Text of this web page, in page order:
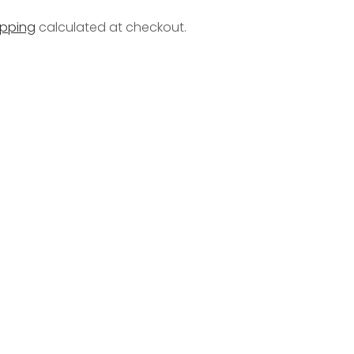
calculated at checkout.